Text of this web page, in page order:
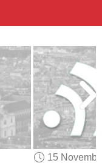
LICENSES
15